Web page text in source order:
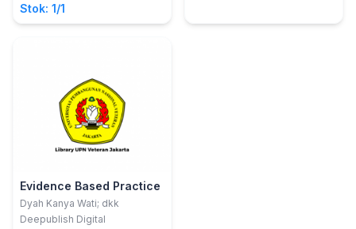
Mahmud, SKM., M.Kes.
Stok: 1/1
Evidence Based Practice
Dyah Kanya Wati; dkk
Deepublish Digital